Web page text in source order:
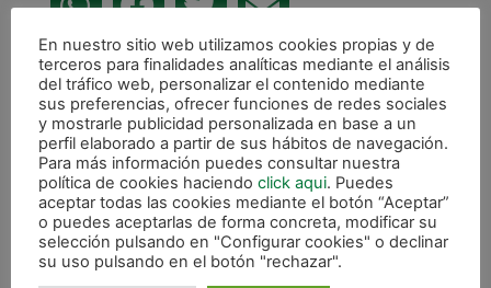
ANTERIOR
Magna Gurpea 1 – F.C. Barcelona 2
CALENDARIO DE LIGA
En nuestro sitio web utilizamos cookies propias y de
terceros para finalidades analíticas mediante el análisis
del tráfico web, personalizar el contenido mediante
sus preferencias, ofrecer funciones de redes sociales
y mostrarle publicidad personalizada en base a un
perfil elaborado a partir de sus hábitos de navegación.
Para más información puedes consultar nuestra
política de cookies haciendo click aqui. Puedes
aceptar todas las cookies mediante el botón “Aceptar”
o puedes aceptarlas de forma concreta, modificar su
selección pulsando en "Configurar cookies" o declinar
su uso pulsando en el botón "rechazar".